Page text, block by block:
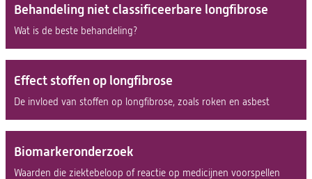
Behandeling niet classificeerbare longfibrose
Wat is de beste behandeling?
Effect stoffen op longfibrose
De invloed van stoffen op longfibrose, zoals roken en asbest
Biomarkeronderzoek
Waarden die ziektebeloop of reactie op medicijnen voorspellen